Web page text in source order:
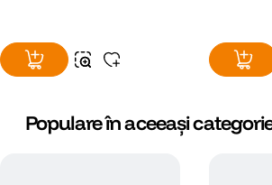
Populare în aceeași